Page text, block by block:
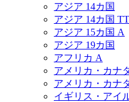
アジア 14カ国
アジア 14カ国 TT
アジア 15カ国 A
アジア 19カ国
アフリカ A
アメリカ・カナ
アメリカ・カナ
イギリス・アイ